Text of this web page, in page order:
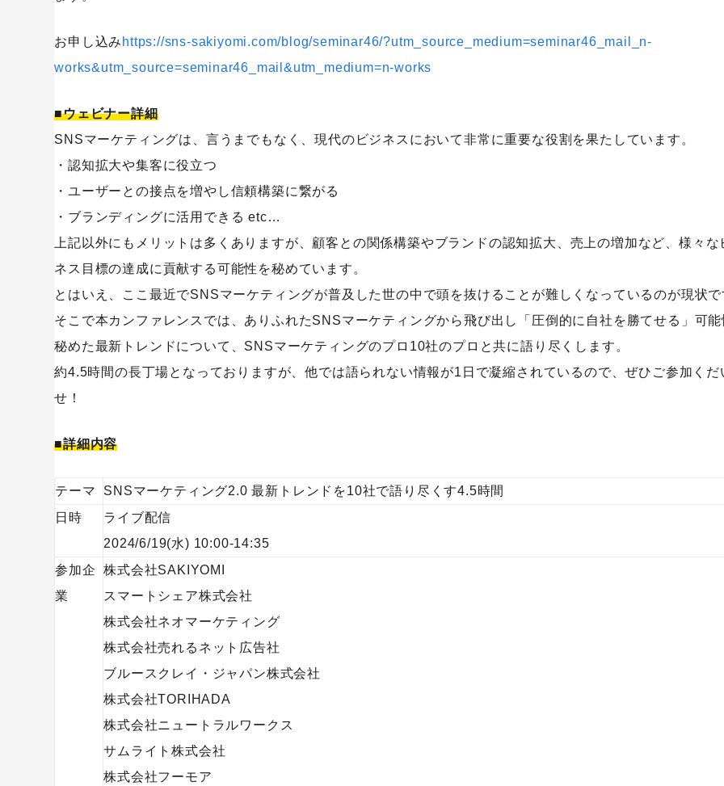
お申し込み https://sns-sakiyomi.com/blog/seminar46/?utm_source_medium=seminar46_mail_n-
works&utm_source=seminar46_mail&utm_medium=n-works
■ウェビナー詳細
SNSマーケティングは、言うまでもなく、現代のビジネスにおいて非常に重要な役割を果たしています。
・認知拡大や集客に役立つ
・ユーザーとの接点を増やし信頼構築に繋がる
・ブランディングに活用できる etc…
上記以外にもメリットは多くありますが、顧客との関係構築やブランドの認知拡大、売上の増加など、様々な
ネス目標の達成に貢献する可能性を秘めています。
とはいえ、ここ最近でSNSマーケティングが普及した世の中で頭を抜けることが難しくなっているのが現状
そこで本カンファレンスでは、ありふれたSNSマーケティングから飛び出し「圧倒的に自社を勝てせる」可
秘めた最新トレンドについて、SNSマーケティングのプロ10社のプロと共に語り尽くします。
約4.5時間の長丁場となっておりますが、他では語られない情報が1日で凝縮されているので、ぜひご参加くだ
せ！
■詳細内容
テーマ
SNSマーケティング2.0 最新トレンドを10社で語り尽くす4.5時間
日時
ライブ配信
2024/6/19(水) 10:00-14:35
参加企
業
株式会社SAKIYOMI
スマートシェア株式会社
株式会社ネオマーケティング
株式会社売れるネット広告社
ブルースクレイ・ジャパン株式会社
株式会社TORIHADA
株式会社ニュートラルワークス
サムライト株式会社
株式会社フーモア